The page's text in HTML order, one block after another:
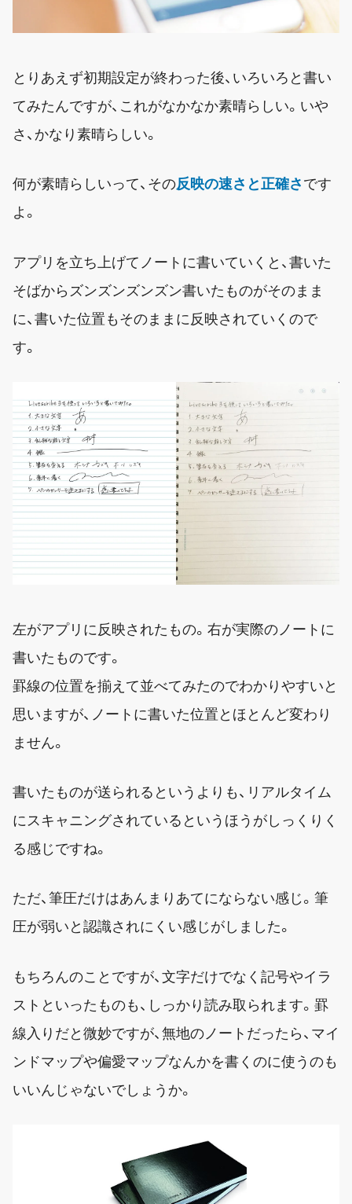
とりあえず初期設定が終わった後、いろいろと書い
てみたんですが、これがなかなか素晴らしい。いや
さ、かなり素晴らしい。
何が素晴らしいって、その反映の速さと正確さです
よ。
アプリを立ち上げてノートに書いていくと、書いた
そばからズンズンズンズン書いたものがそのまま
に、書いた位置もそのままに反映されていくので
す。
左がアプリに反映されたもの。右が実際のノートに
書いたものです。
罫線の位置を揃えて並べてみたのでわかりやすいと
思いますが、ノートに書いた位置とほとんど変わり
ません。
書いたものが送られるというよりも、リアルタイム
にスキャニングされているというほうがしっくりく
る感じですね。
ただ、筆圧だけはあんまりあてにならない感じ。筆
圧が弱いと認識されにくい感じがしました。
もちろんのことですが、文字だけでなく記号やイラ
ストといったものも、しっかり読み取られます。罫
線入りだと微妙ですが、無地のノートだったら、マイ
ンドマップや偏愛マップなんかを書くのに使うのも
いいんじゃないでしょうか。